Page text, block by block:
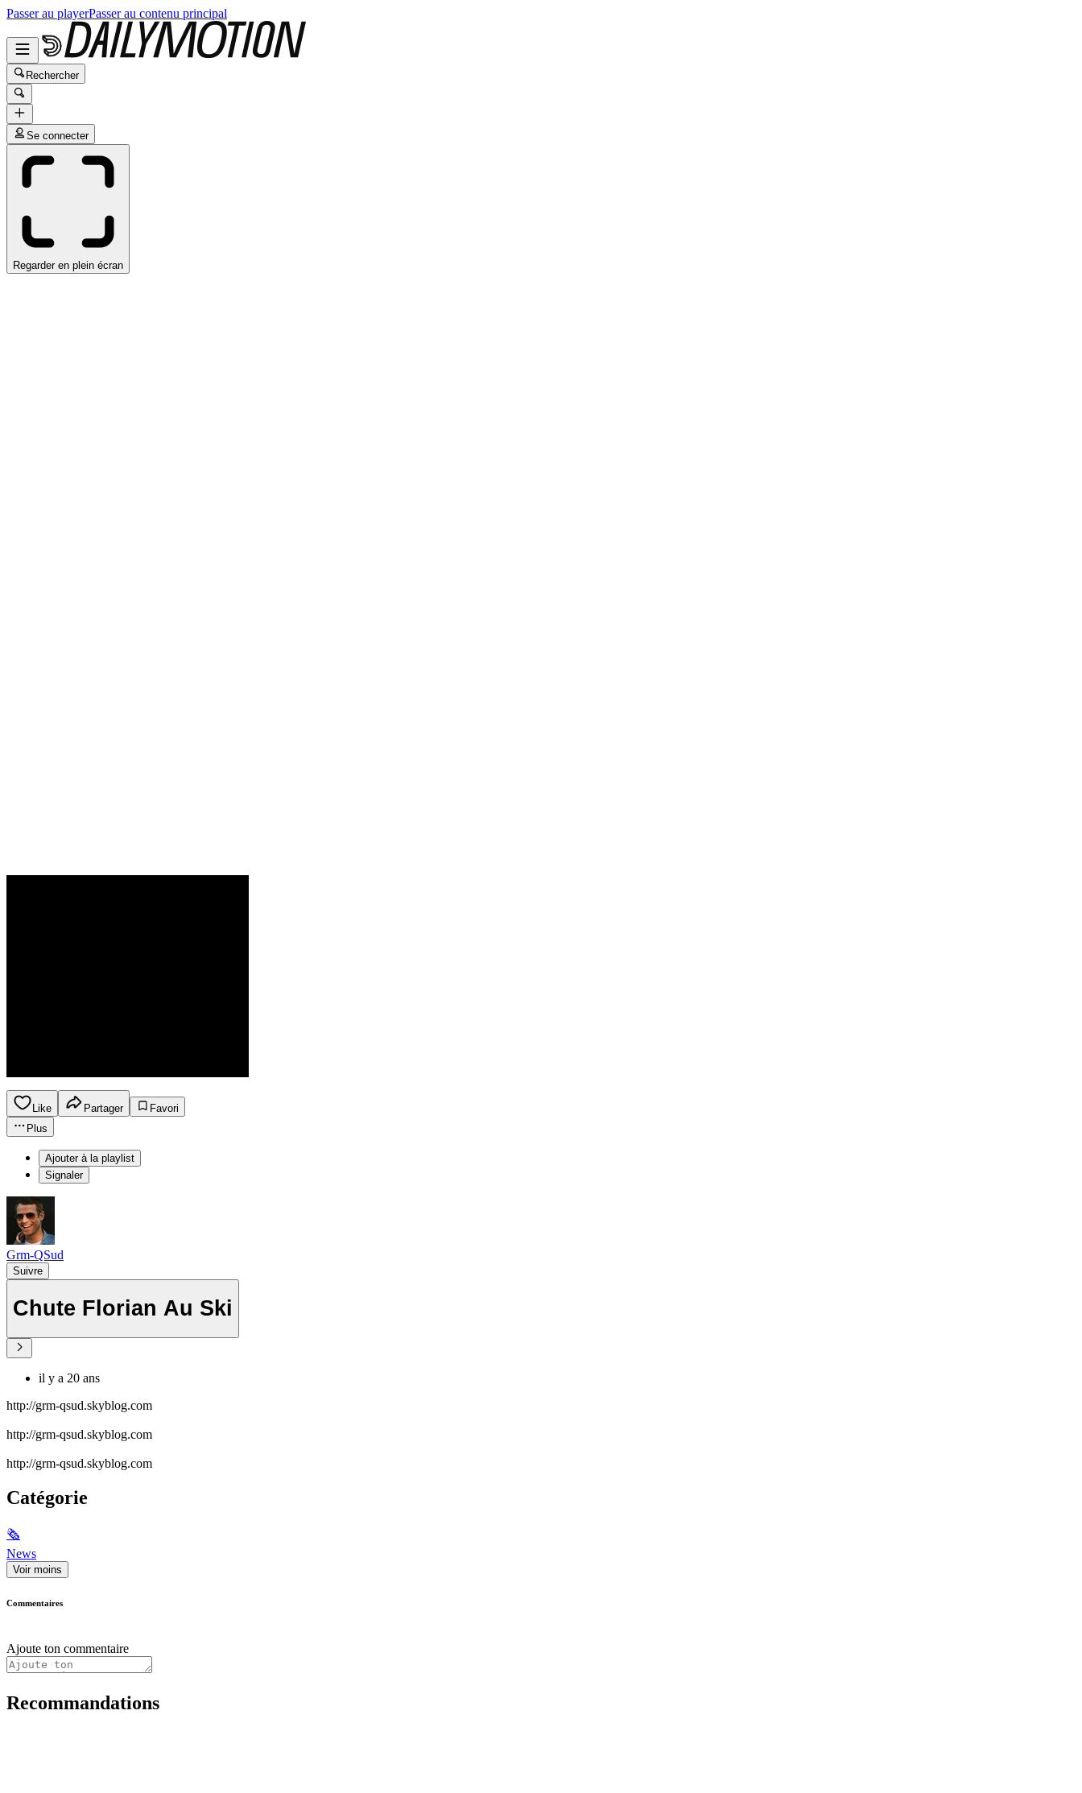
Passer au playerPasser au contenu principal
Rechercher
Se connecter
Regarder en plein écran
Like Partager
Favori
Plus
Ajouter à la playlist
Signaler
Grm-QSud
Suivre
Chute Florian Au Ski
il y a 20 ans
http://grm-qsud.skyblog.com
http://grm-qsud.skyblog.com
http://grm-qsud.skyblog.com
Catégorie
🗞
News
Voir moins
Commentaires
Ajoute ton commentaire
Recommandations